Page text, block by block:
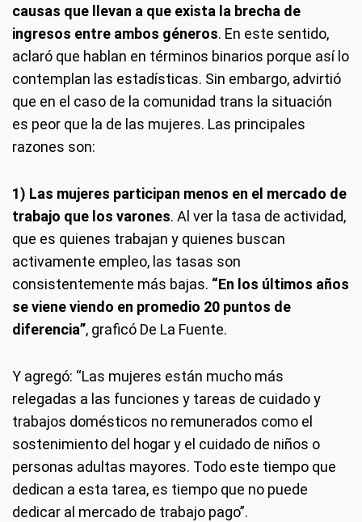
causas que llevan a que exista la brecha de
ingresos entre ambos géneros. En este sentido,
aclaró que hablan en términos binarios porque así lo
contemplan las estadísticas. Sin embargo, advirtió
que en el caso de la comunidad trans la situación
es peor que la de las mujeres. Las principales
razones son:
1) Las mujeres participan menos en el mercado de
trabajo que los varones. Al ver la tasa de actividad,
que es quienes trabajan y quienes buscan
activamente empleo, las tasas son
consistentemente más bajas. “En los últimos años
se viene viendo en promedio 20 puntos de
diferencia”, graficó De La Fuente.
Y agregó: “Las mujeres están mucho más
relegadas a las funciones y tareas de cuidado y
trabajos domésticos no remunerados como el
sostenimiento del hogar y el cuidado de niños o
personas adultas mayores. Todo este tiempo que
dedican a esta tarea, es tiempo que no puede
dedicar al mercado de trabajo pago”.